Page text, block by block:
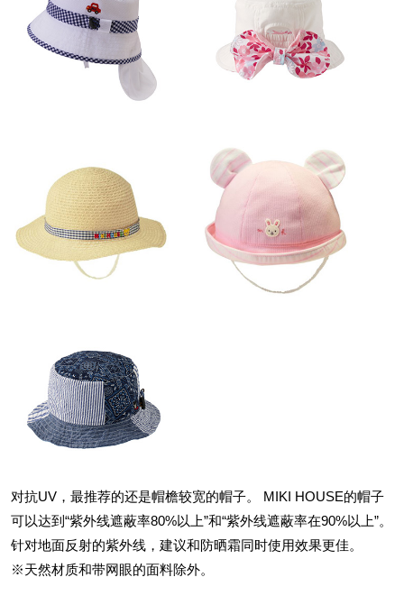
对抗UV，最推荐的还是帽檐较宽的帽子。 MIKI HOUSE的帽子
可以达到“紫外线遮蔽率80%以上”和“紫外线遮蔽率在90%以上”。
针对地面反射的紫外线，建议和防晒霜同时使用效果更佳。
※天然材质和带网眼的面料除外。